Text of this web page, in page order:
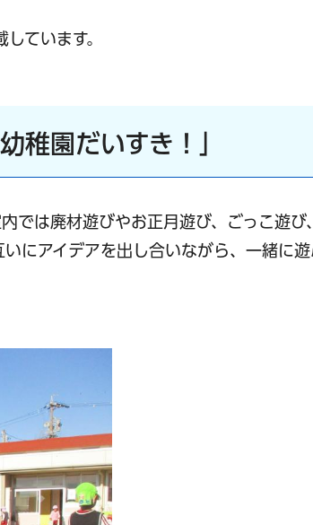
ています。
稚園だいすき！」
では廃材遊びやお正月遊び、ごっこ遊び
にアイデアを出し合いながら、一緒に